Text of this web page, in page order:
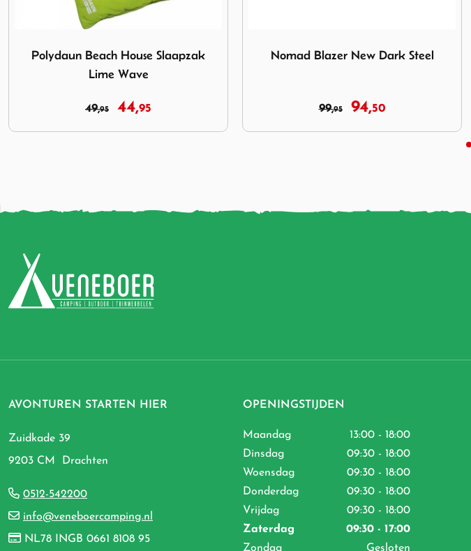
Nomad Blazer New Dark Steel
99,95 94,50
Abbey Camp Tarifa 13 Slaapzak
29,95
AVONTUREN STARTEN HIER
Zuidkade 39
9203 CM Drachten
0512-542200
info@veneboercamping.nl
NL78 INGB 0661 8108 95
OPENINGSTIJDEN
Maandag
13:00 - 18:00
Dinsdag
09:30 - 18:00
Woensdag
09:30 - 18:00
Donderdag
09:30 - 18:00
Vrijdag
09:30 - 18:00
Zaterdag
09:30 - 17:00
Zondag
Gesloten